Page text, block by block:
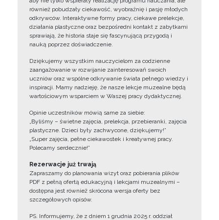
również pobudzały ciekawość, wyobraźnię i pasję młodych
odkrywców. Interaktywne formy pracy, ciekawe prelekcje,
działania plastyczne oraz bezpośredni kontakt z zabytkami
sprawiają, że historia staje się fascynującą przygodą i
nauką poprzez doświadczenie.
Dziękujemy wszystkim nauczycielom za codzienne
zaangażowanie w rozwijanie zainteresowań swoich
uczniów oraz wspólne odkrywanie świata pełnego wiedzy i
inspiracji. Mamy nadzieję, że nasze lekcje muzealne będą
wartościowym wsparciem w Waszej pracy dydaktycznej.
Opinie uczestników mówią same za siebie:
„Byliśmy – świetne zajęcia, prelekcja, przebieranki, zajęcia
plastyczne. Dzieci były zachwycone, dziękujemy!”
„Super zajęcia, pełne ciekawostek i kreatywnej pracy.
Polecamy serdecznie!”
Rezerwacje już trwają
Zapraszamy do planowania wizyt oraz pobierania plików
PDF z pełną ofertą edukacyjną i lekcjami muzealnymi –
dostępna jest również skrócona wersja oferty bez
szczegółowych opisów.
PS. Informujemy, że z dniem 1 grudnia 2025 r. oddział